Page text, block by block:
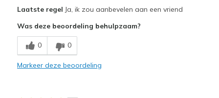
Beste toepassingen
Casual Wear
Laatste regel Ja, ik zou aanbevelen aan een vriend
Was deze beoordeling behulpzaam?
0 0
Markeer deze beoordeling